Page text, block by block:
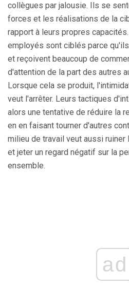
collègues par jalousie. Ils se
forces et les réalisations de la
rapport à leurs propres
employés sont ciblés parce
et reçoivent beaucoup de
d'attention de la part des autres
Lorsque cela se produit,
veut l'arrêter. Leurs tactiques
alors une tentative de réduire la
en en faisant tourner d'autres
milieu de travail veut aussi ruiner
et jeter un regard négatif sur la
ensemble.
ad